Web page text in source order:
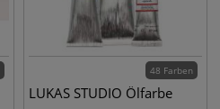
48 Farben
LUKAS STUDIO Ölfarbe